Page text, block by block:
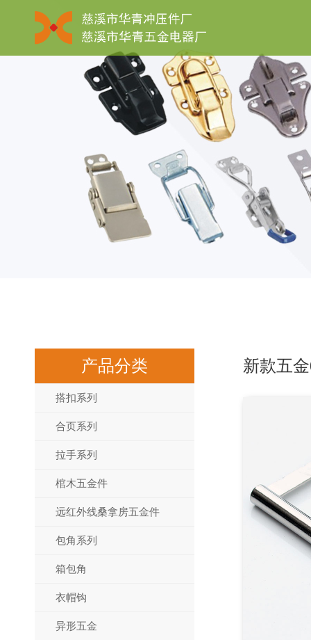
产品分类
搭扣系列
合页系列
拉手系列
棺木五金件
远红外线桑拿房五金件
包角系列
箱包角
衣帽钩
异形五金
新款五